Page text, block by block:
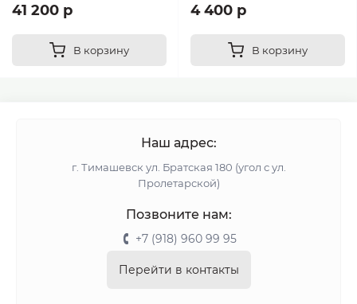
41 200 р
В корзину
4 400 р
В корзину
Наш адрес:
г. Тимашевск ул. Братская 180 (угол с ул.
Пролетарской)
Позвоните нам:
+7 (918) 960 99 95
Перейти в контакты